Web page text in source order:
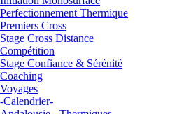
Perfectionnement Thermique
Premiers Cross
Stage Cross Distance
Compétition
Stage Confiance & Sérénité
Coaching
Voyages
-Calendrier-